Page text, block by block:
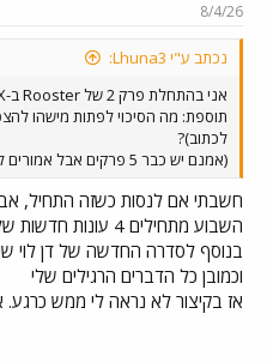
8/4/26
נכתב ע"י Lhuna3:
אני בהתחלת פרק 2 של Rooster ב-HBO MAX וזה טוב ומצחיק!
תוספת: מה הסיכוי לפתות מישהו
לכתוב)?
(אמנם יש כבר 5 פרקים אבל אמורים להיות 10 וזה יוצא פרק בשבוע)
חשבתי אם לנסות כשזה התחיל,
השבוע מתחילים 4 עונות חדשות של דברים שאני רוצה לראות.
בנוסף לסדרה החדשה של דן לוי
וכמובן כל הדברים הרגילים שלי
אז בקיצור לא נראה לי ממש כרגע.